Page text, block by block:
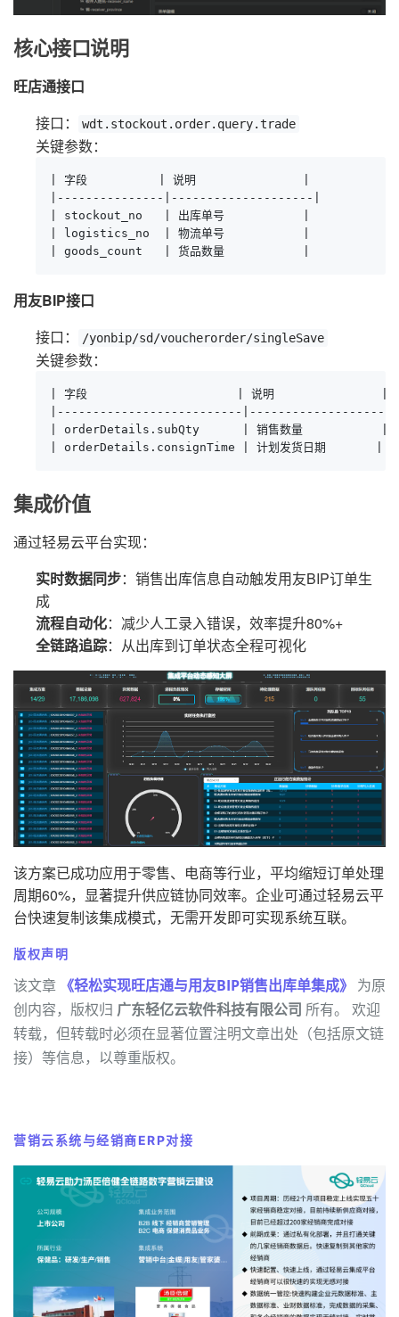
核心接口说明
旺店通接口
接口：
wdt.stockout.order.query.trade
关键参数：
| 字段          | 说明               |
|---------------|--------------------|
| stockout_no   | 出库单号           |
| logistics_no  | 物流单号           |
| goods_count   | 货品数量           |
用友BIP接口
接口：
/yonbip/sd/voucherorder/singleSave
关键参数：
| 字段                     | 说明               |
|--------------------------|--------------------|
| orderDetails.subQty      | 销售数量           |
| orderDetails.consignTime | 计划发货日期       |
集成价值
通过轻易云平台实现：
实时数据同步：销售出库信息自动触发用友BIP订单生
成
流程自动化：减少人工录入错误，效率提升80%+
全链路追踪：从出库到订单状态全程可视化
该方案已成功应用于零售、电商等行业，平均缩短订单处理
周期60%，显著提升供应链协同效率。企业可通过轻易云平
台快速复制该集成模式，无需开发即可实现系统互联。
版权声明
该文章 《轻松实现旺店通与用友BIP销售出库单集成》 为原
创内容，版权归 广东轻亿云软件科技有限公司 所有。 欢迎
转载，但转载时必须在显著位置注明文章出处（包括原文链
接）等信息，以尊重版权。
营销云系统与经销商ERP对接